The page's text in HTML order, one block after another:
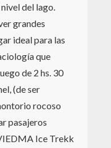
del lago.
grandes
ideal para las
que
de 2 hs. 30
(de ser
rocoso
pasajeros
Ice Trekk